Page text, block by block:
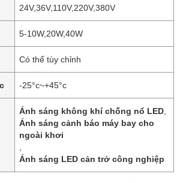
24V,36V,110V,220V,380V
5-10W,20W,40W
Có thể tùy chỉnh
-25°c~+45°c
Ánh sáng không khí chống nổ LED
Ánh sáng cảnh báo máy bay cho
ngoài khơi
Ánh sáng LED cản trở công nghiệp